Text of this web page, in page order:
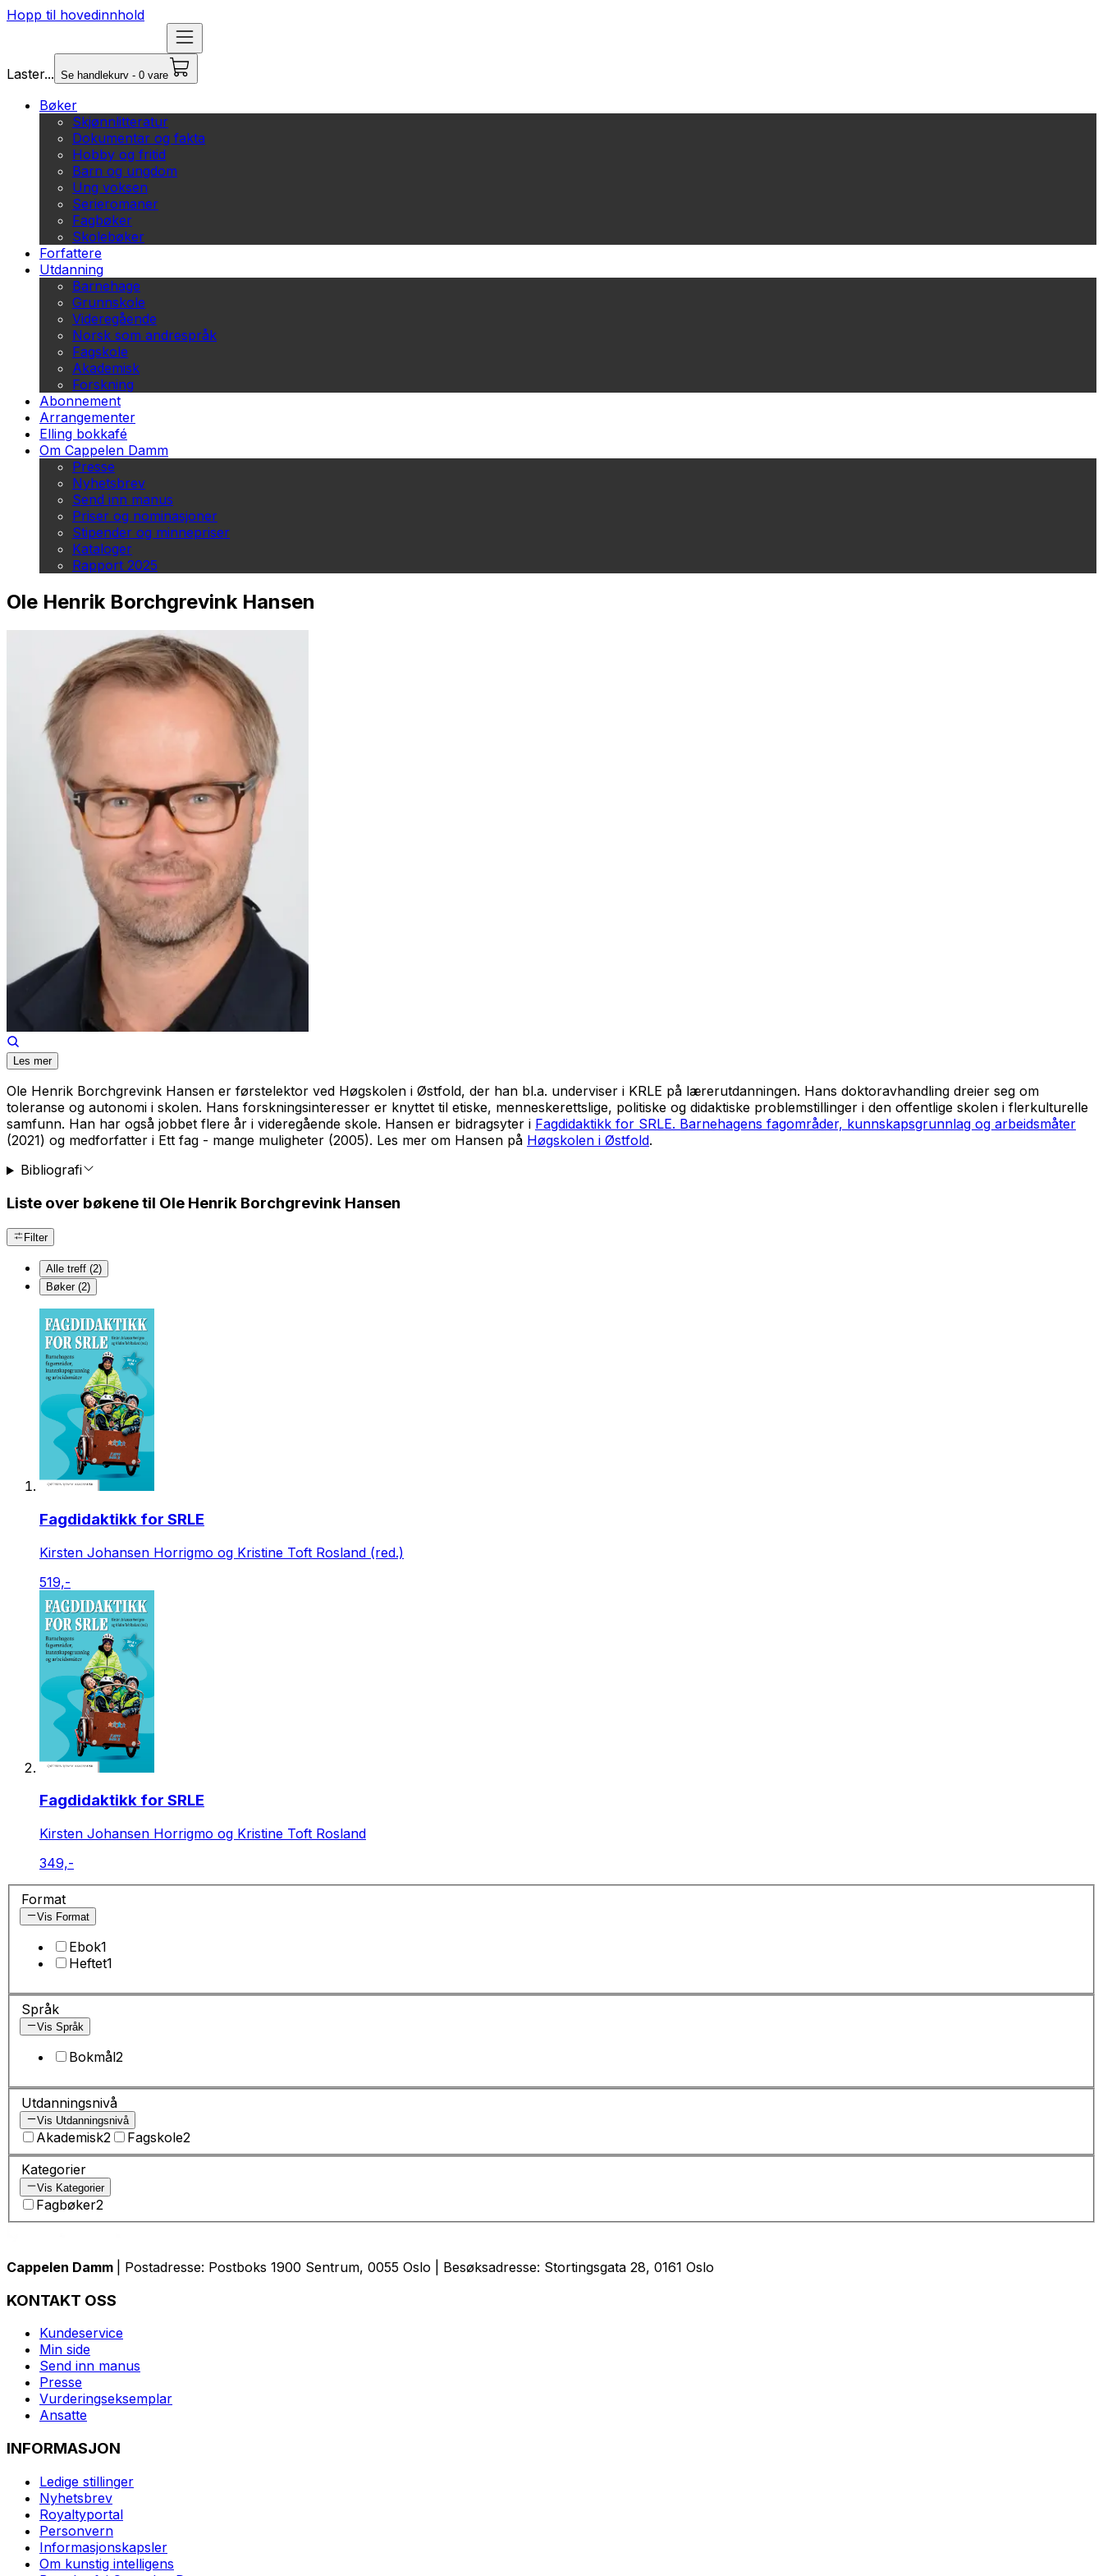
Hopp til hovedinnhold
Laster... Se handlekurv - 0 vare
Bøker
Skjønnlitteratur
Dokumentar og fakta
Hobby og fritid
Barn og ungdom
Ung voksen
Serieromaner
Fagbøker
Skolebøker
Forfattere
Utdanning
Barnehage
Grunnskole
Videregående
Norsk som andrespråk
Fagskole
Akademisk
Forskning
Abonnement
Arrangementer
Elling bokkafé
Om Cappelen Damm
Presse
Nyhetsbrev
Send inn manus
Priser og nominasjoner
Stipender og minnepriser
Kataloger
Rapport 2025
Ole Henrik Borchgrevink Hansen
Les mer
Ole Henrik Borchgrevink Hansen er førstelektor ved Høgskolen i Østfold, der han bl.a. underviser i KRLE på lærerutdanningen. Hans doktoravhandling dreier seg om
toleranse og autonomi i skolen. Hans forskningsinteresser er knyttet til etiske, menneskerettslige, politiske og didaktiske problemstillinger i den offentlige skolen i flerkulturelle
samfunn. Han har også jobbet flere år i videregående skole. Hansen er bidragsyter i Fagdidaktikk for SRLE. Barnehagens fagområder, kunnskapsgrunnlag og arbeidsmåter
(2021) og medforfatter i Ett fag - mange muligheter (2005). Les mer om Hansen på Høgskolen i Østfold.
Bibliografi
Liste over bøkene til Ole Henrik Borchgrevink Hansen
Filter
Alle treff (2)
Bøker (2)
Fagdidaktikk for SRLE
Kirsten Johansen Horrigmo og Kristine Toft Rosland (red.)
519,-
Fagdidaktikk for SRLE
Kirsten Johansen Horrigmo og Kristine Toft Rosland
349,-
Format
Vis Format
Ebok1
Heftet1
Språk
Vis Språk
Bokmål2
Utdanningsnivå
Vis Utdanningsnivå
Akademisk2 Fagskole2
Kategorier
Vis Kategorier
Fagbøker2
Cappelen Damm | Postadresse: Postboks 1900 Sentrum, 0055 Oslo | Besøksadresse: Stortingsgata 28, 0161 Oslo
KONTAKT OSS
Kundeservice
Min side
Send inn manus
Presse
Vurderingseksemplar
Ansatte
INFORMASJON
Ledige stillinger
Nyhetsbrev
Royaltyportal
Personvern
Informasjonskapsler
Om kunstig intelligens